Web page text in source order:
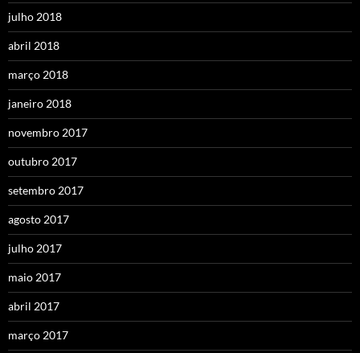
julho 2018
abril 2018
março 2018
janeiro 2018
novembro 2017
outubro 2017
setembro 2017
agosto 2017
julho 2017
maio 2017
abril 2017
março 2017